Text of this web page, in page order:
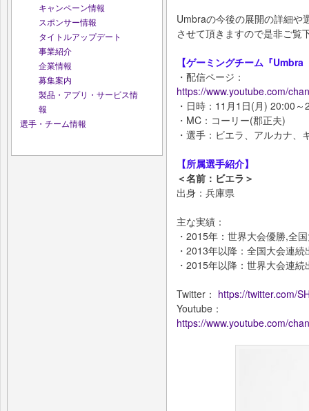
キャンペーン情報
スポンサー情報
タイトルアップデート
事業紹介
企業情報
募集案内
製品・アプリ・サービス情
報
選手・チーム情報
Umbraの今後の展開の詳細や
させて頂きますので是非ご覧
【ゲーミングチーム『
・配信ページ：
https://www.youtube.com/
・日時：11月1日(月) 20:00～
・MC：コーリー(郡正夫)
・選手：ビエラ、アルカナ、
【所属選手紹介】
＜名前：ビエラ＞
出身：兵庫県
主な実績：
・2015年：世界大会優勝,全
・2013年以降：全国大会連続
・2015年以降：世界大会連続
Twitter： https://twitter.com/
Youtube：
https://www.youtube.com/